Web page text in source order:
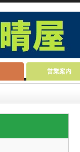
営業案内